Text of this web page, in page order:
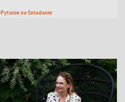
Pytanie na Śniadanie